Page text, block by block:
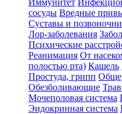
Иммунитет
сосуды Вредные
Суставы и
Лор-заболевания
Психические
Реанимация От
полостью рта) Кашель
Простуда, грипп
Обезболивающие
Мочеполовая система
Эндокринная система